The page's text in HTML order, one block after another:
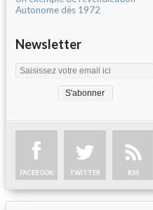
Autonome dès 1972
Newsletter
FACEBOOK TWITTER RSS